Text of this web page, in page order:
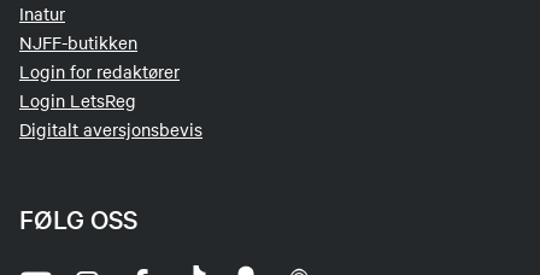
Inatur
NJFF-butikken
Login for redaktører
Login LetsReg
Digitalt aversjonsbevis
FØLG OSS